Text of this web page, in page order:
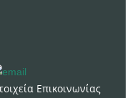
Επικοινωνίας